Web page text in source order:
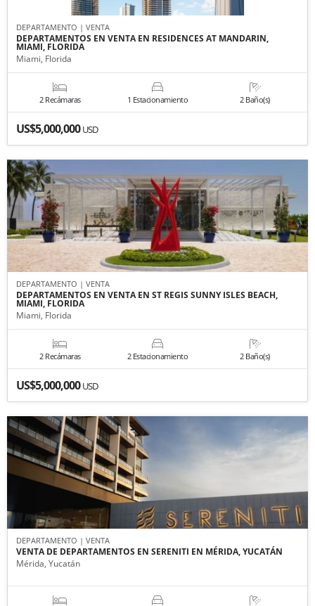
DEPARTAMENTO | VENTA
DEPARTAMENTOS EN VENTA EN RESIDENCES AT MANDARIN,
MIAMI, FLORIDA
Miami, Florida
2 Recámaras 1 Estacionamiento 2 Baño(s)
US$5,000,000USD
DEPARTAMENTO | VENTA
DEPARTAMENTOS EN VENTA EN ST REGIS SUNNY ISLES BEACH,
MIAMI, FLORIDA
Miami, Florida
2 Recámaras 2 Estacionamiento 2 Baño(s)
US$5,000,000USD
DEPARTAMENTO | VENTA
VENTA DE DEPARTAMENTOS EN SERENITI EN MÉRIDA, YUCATÁN
Mérida, Yucatán